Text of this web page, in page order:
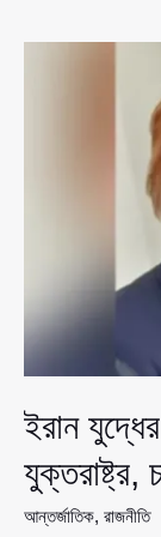
বস্তু’র
ইরান
যুক্তরাষ্ট্র,
আন্তর্জাতিক, রাজনীতি